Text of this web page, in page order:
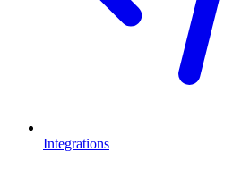
Integrations